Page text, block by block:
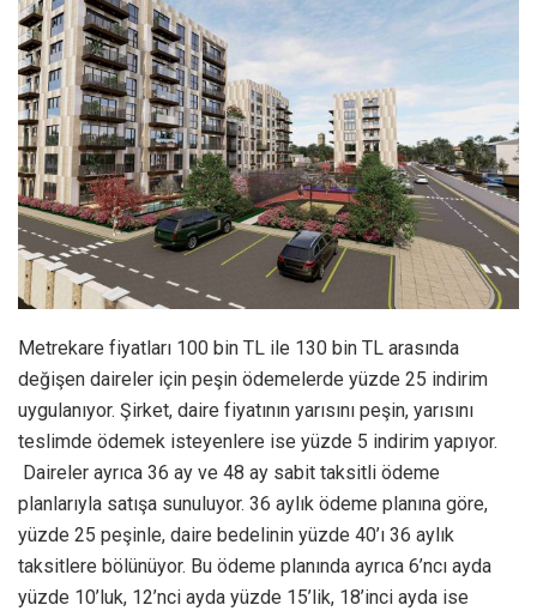
Metrekare fiyatları 100 bin TL ile 130 bin TL arasında
değişen daireler için peşin ödemelerde yüzde 25 indirim
uygulanıyor. Şirket, daire fiyatının yarısını peşin, yarısını
teslimde ödemek isteyenlere ise yüzde 5 indirim yapıyor.
Daireler ayrıca 36 ay ve 48 ay sabit taksitli ödeme
planlarıyla satışa sunuluyor. 36 aylık ödeme planına göre,
yüzde 25 peşinle, daire bedelinin yüzde 40’ı 36 aylık
taksitlere bölünüyor. Bu ödeme planında ayrıca 6’ncı ayda
yüzde 10’luk, 12’nci ayda yüzde 15’lik, 18’inci ayda ise